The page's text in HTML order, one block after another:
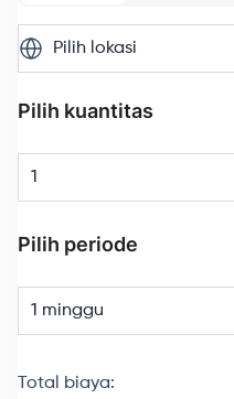
Pilih lokasi
Pilih kuantitas
Pilih periode
1 minggu
Total biaya: